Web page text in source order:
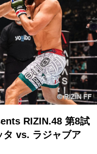
RIZIN.48 第8試
タ vs. ラジャブア